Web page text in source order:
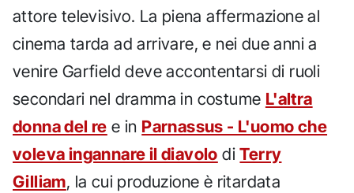
attore televisivo. La piena affermazione al
cinema tarda ad arrivare, e nei due anni a
venire Garfield deve accontentarsi di ruoli
secondari nel dramma in costume L'altra
donna del re e in Parnassus - L'uomo che
voleva ingannare il diavolo diTerry
Gilliam, la cui produzione è ritardata